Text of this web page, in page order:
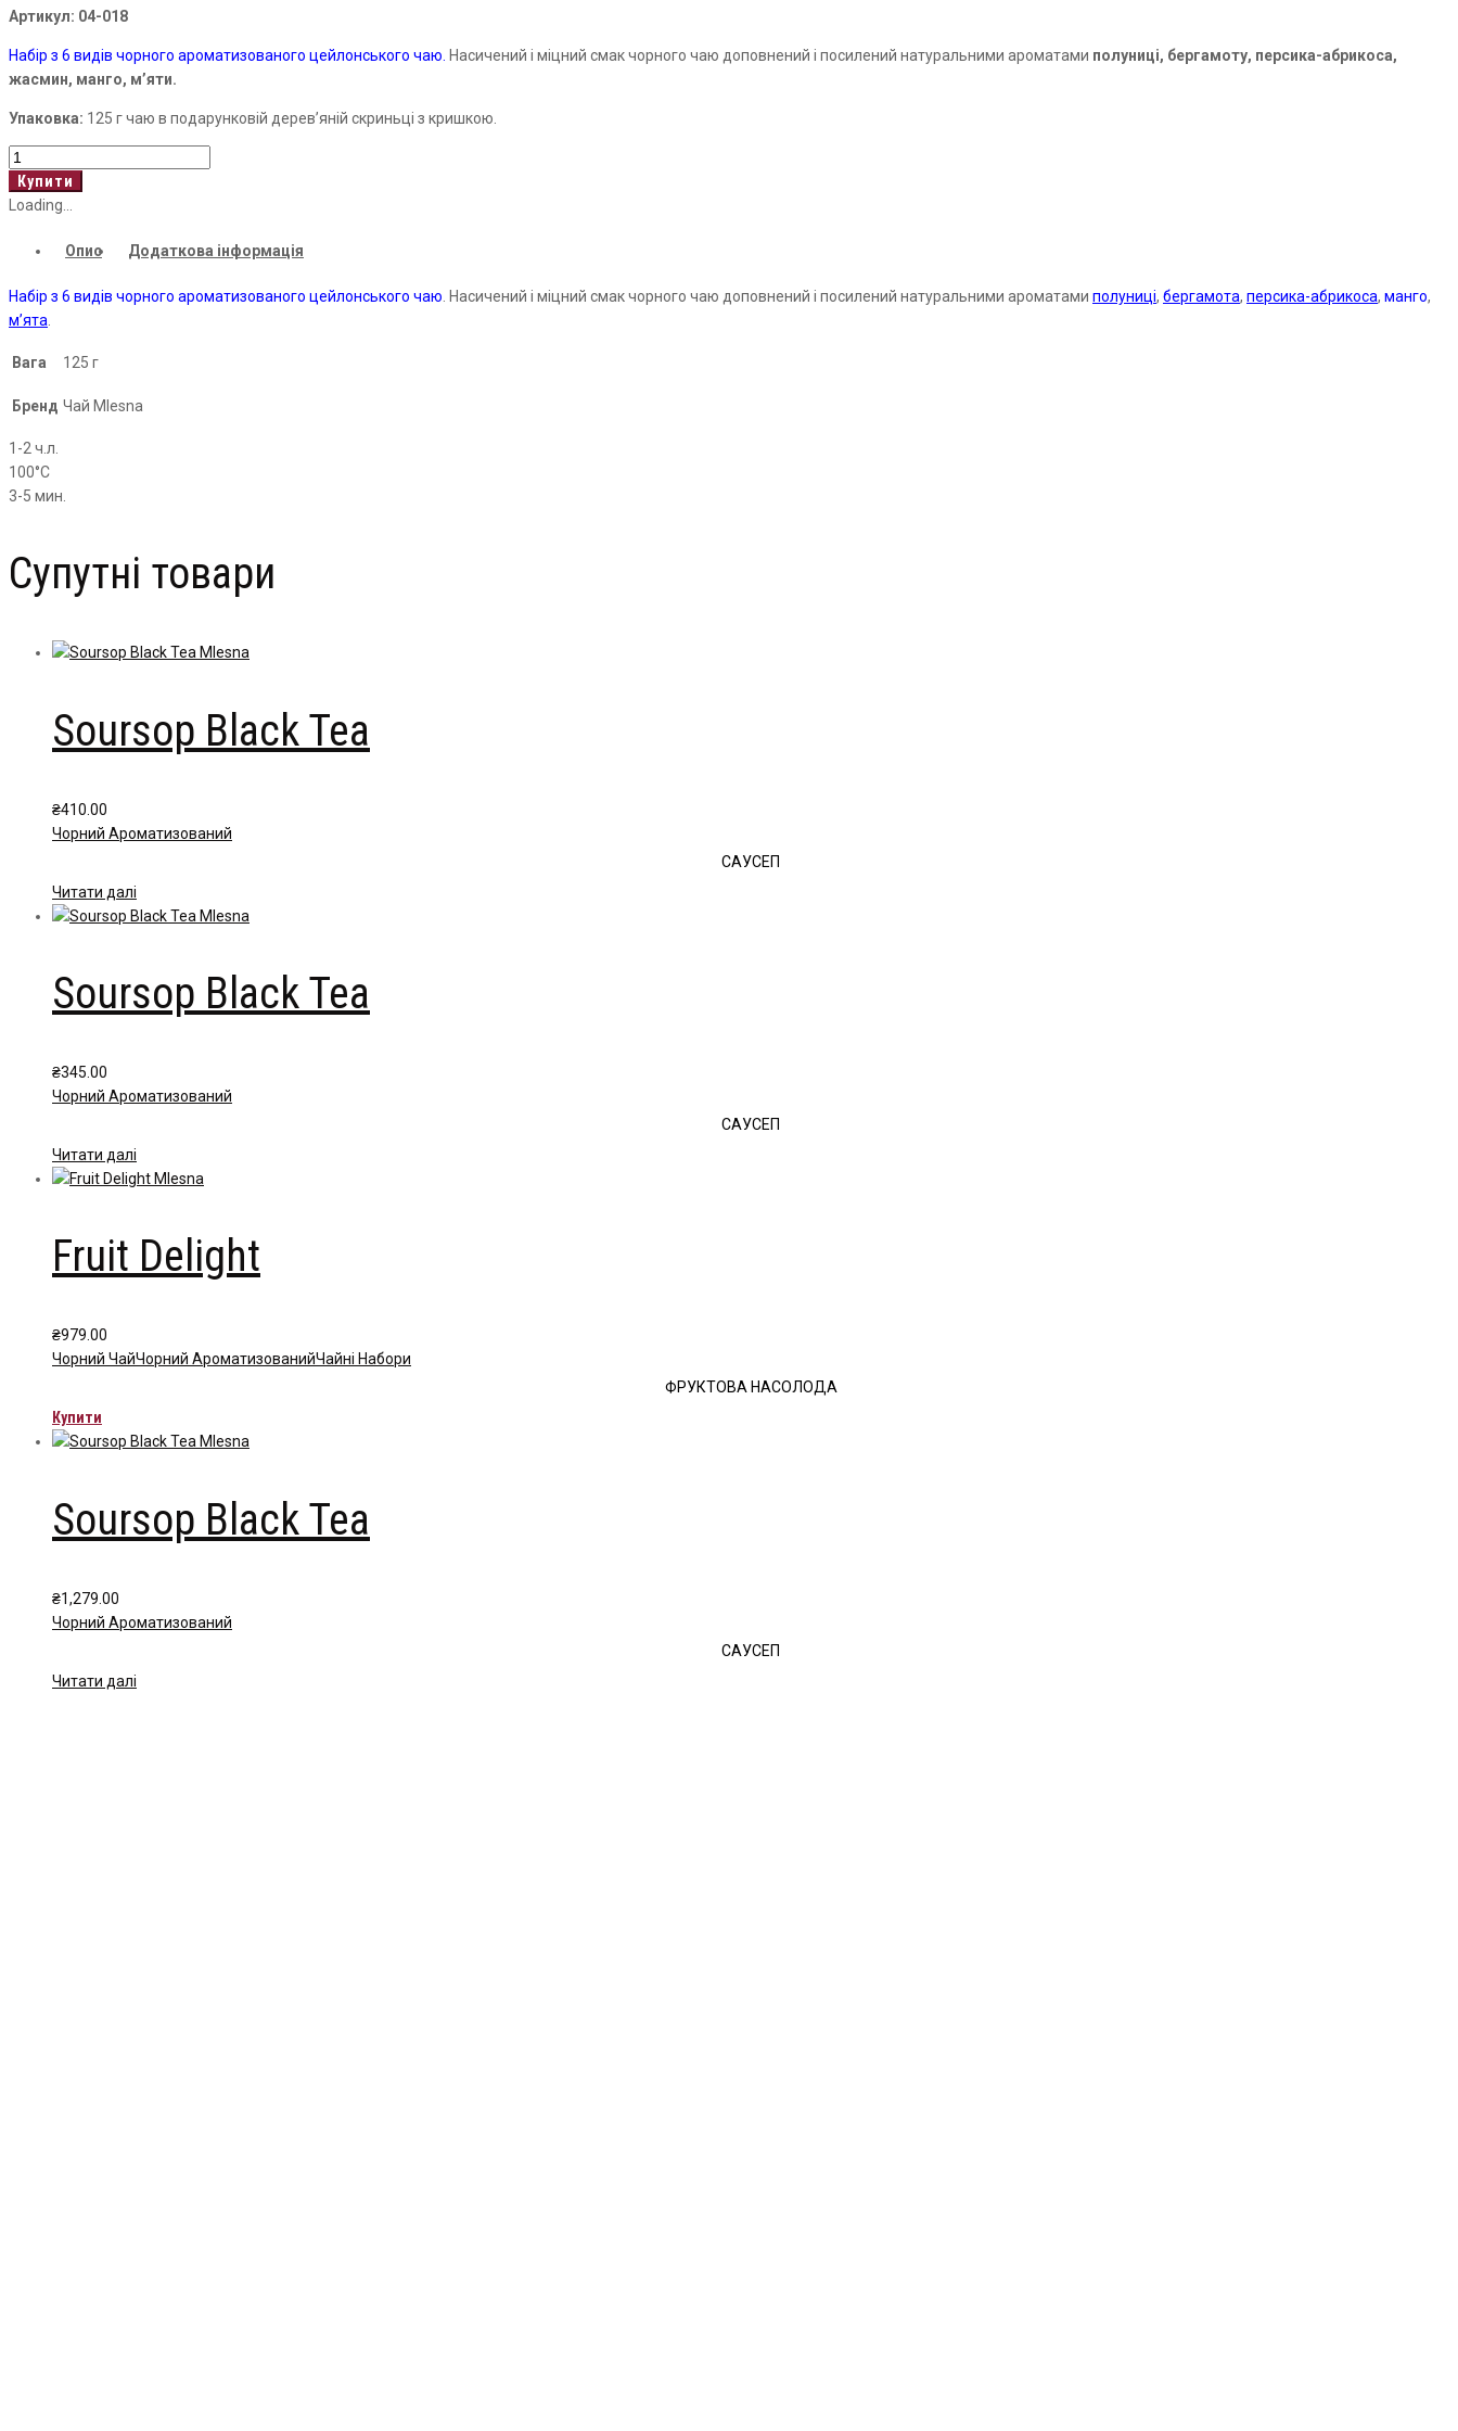
Артикул: 04-018
Набір з 6 видів чорного ароматизованого цейлонського чаю. Насичений і міцний смак чорного чаю доповнений і посилений натуральними ароматами полуниці, бергамоту, персика-абрикоса,
жасмин, манго, м’яти.
Упаковка: 125 г чаю в подарунковій дерев’яній скриньці з кришкою.
6
Ceylon
Flavour
кількість
Купити
Loading...
Опис Додаткова інформація
Набір з 6 видів чорного ароматизованого цейлонського чаю . Насичений і міцний смак чорного чаю доповнений і посилений натуральними ароматами полуниці, бергамота, персика-абрикоса, манго,
м’ята
Вага 125 г
Бренд Чай Mlesna
1-2 ч.л.
100°С
3-5 мин.
Супутні товари
Soursop Black Tea
₴410.00
Чорний Ароматизований
САУСЕП
Читати далі
Soursop Black Tea
₴345.00
Чорний Ароматизований
САУСЕП
Читати далі
Fruit Delight
₴979.00
Чорний ЧайЧорний АроматизованийЧайні Набори
ФРУКТОВА НАСОЛОДА
Купити
Soursop Black Tea
₴1,279.00
Чорний Ароматизований
САУСЕП
Читати далі